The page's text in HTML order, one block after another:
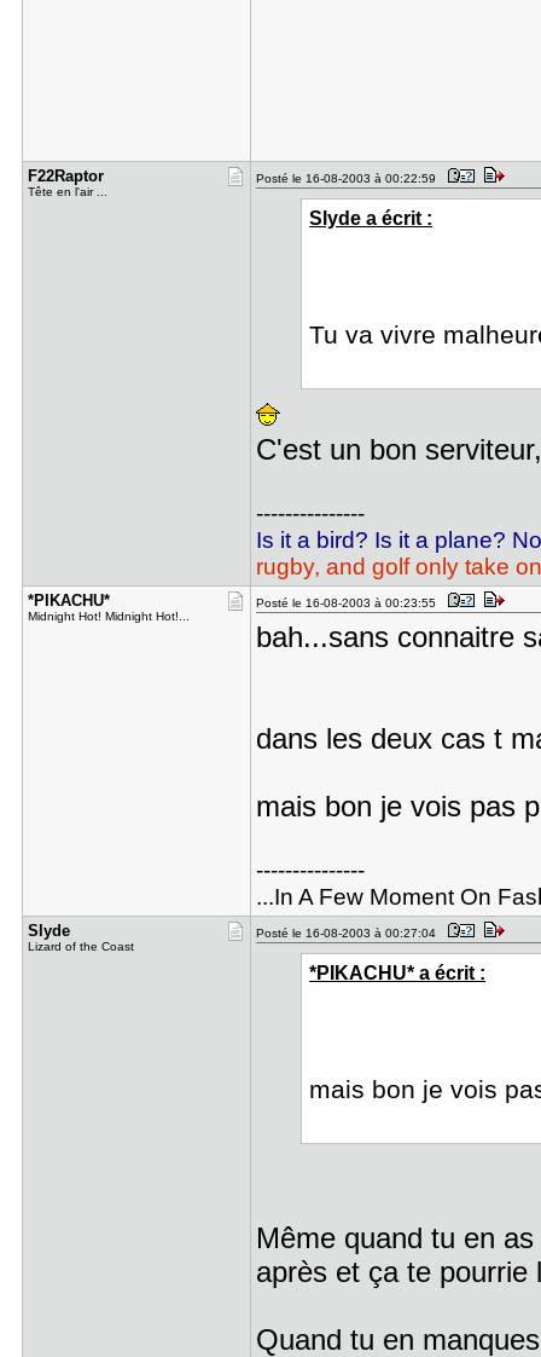
F22Raptor
Tête en l'air ...
Posté le 16-08-2003 à 00:22:59
Slyde a écrit :
Tu va vivre
C'est un bon
---------------
Is it a bird? Is it a plane?
rugby, and golf only take
*PIKACHU*
Midnight Hot! Midnight Hot!...
Posté le 16-08-2003 à 00:23:55
bah...sans connaitre
dans les deux cas t
mais bon je vois pas
---------------
...In A Few Moment On
Slyde
Lizard of the Coast
Posté le 16-08-2003 à 00:27:04
*PIKACHU* a écrit :
mais bon je vois
Même quand tu en
après et ça te pourrie
Quand tu en